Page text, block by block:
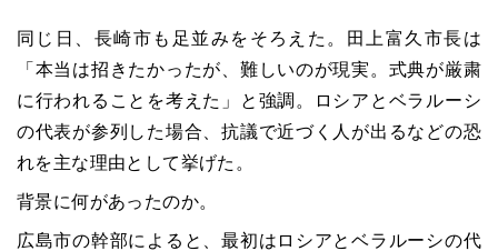
同じ日、長崎市も足並みをそろえた。田上富久市長は
「本当は招きたかったが、難しいのが現実。式典が厳粛
に行われることを考えた」と強調。ロシアとベラルーシ
の代表が参列した場合、抗議で近づく人が出るなどの恐
れを主な理由として挙げた。
背景に何があったのか。
広島市の幹部によると、最初はロシアとベラルーシの代